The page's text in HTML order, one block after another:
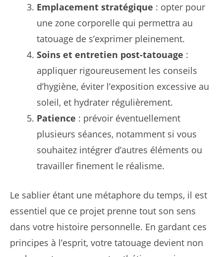
Emplacement stratégique : opter pour
une zone corporelle qui permettra au
tatouage de s’exprimer pleinement.
Soins et entretien post-tatouage :
appliquer rigoureusement les conseils
d’hygiène, éviter l’exposition excessive au
soleil, et hydrater régulièrement.
Patience : prévoir éventuellement
plusieurs séances, notamment si vous
souhaitez intégrer d’autres éléments ou
travailler finement le réalisme.
Le sablier étant une métaphore du temps, il est
essentiel que ce projet prenne tout son sens
dans votre histoire personnelle. En gardant ces
principes à l’esprit, votre tatouage devient non